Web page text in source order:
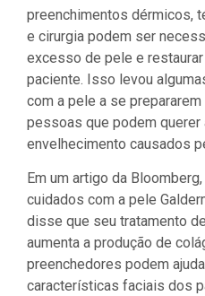
preenchimentos dérmicos,
e cirurgia podem ser
excesso de pele e
paciente. Isso levou
com a pele a se
pessoas que podem
envelhecimento causados
Em um artigo da
cuidados com a pele
disse que seu tratamento
aumenta a produção de
preenchedores podem
características faciais dos